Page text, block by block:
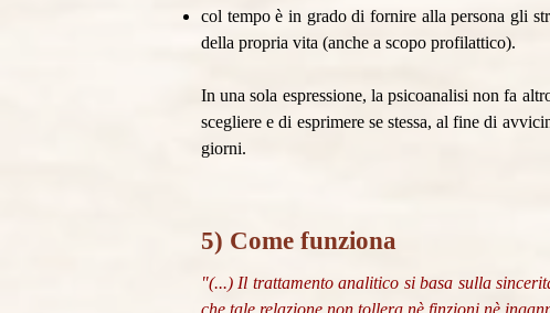
col tempo è in grado di fornire alla persona gli
della propria vita (anche a scopo profilattico).
In una sola espressione, la psicoanalisi non fa
scegliere e di esprimere se stessa, al fine di
giorni.
5) Come funziona
"(...) Il trattamento analitico si basa sulla
che tale relazione non tollera nè finzioni nè